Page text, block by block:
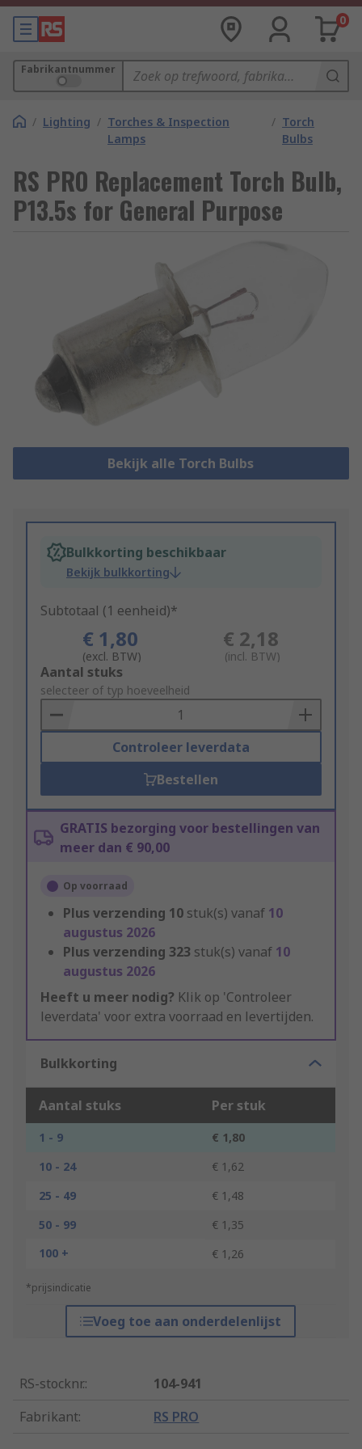
0
Fabrikantnummer
/ Lighting / Torches & Inspection
Lamps
/ Torch
Bulbs
RS PRO Replacement Torch Bulb,
P13.5s for General Purpose
Bekijk alle Torch Bulbs
Bulkkorting beschikbaar
Bekijk bulkkorting
Subtotaal (1 eenheid)*
€ 1,80
(excl. BTW)
€ 2,18
(incl. BTW)
Add
to
Basket
Aantal stuks
selecteer of typ hoeveelheid
Controleer leverdata
Bestellen
GRATIS bezorging voor bestellingen van
meer dan € 90,00
Op voorraad
Plus verzending 10 stuk(s) vanaf 10
augustus 2026
Plus verzending 323 stuk(s) vanaf 10
augustus 2026
Heeft u meer nodig? Klik op 'Controleer
leverdata' voor extra voorraad en levertijden.
Bulkkorting
Aantal stuks Per stuk
1 - 9
€ 1,80
10 - 24
€ 1,62
25 - 49
€ 1,48
50 - 99
€ 1,35
100 +
€ 1,26
*prijsindicatie
Voeg toe aan onderdelenlijst
RS-stocknr.:
104-941
Fabrikant: RS PRO